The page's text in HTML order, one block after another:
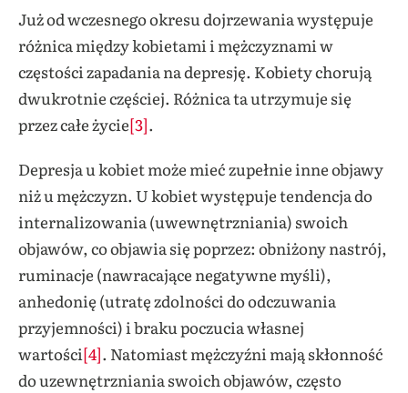
Już od wczesnego okresu dojrzewania występuje
różnica między kobietami i mężczyznami w
częstości zapadania na depresję. Kobiety chorują
dwukrotnie częściej. Różnica ta utrzymuje się
przez całe życie[3].
Depresja u kobiet może mieć zupełnie inne objawy
niż u mężczyzn. U kobiet występuje tendencja do
internalizowania (uwewnętrzniania) swoich
objawów, co objawia się poprzez: obniżony nastrój,
ruminacje (nawracające negatywne myśli),
anhedonię (utratę zdolności do odczuwania
przyjemności) i braku poczucia własnej
wartości[4]. Natomiast mężczyźni mają skłonność
do uzewnętrzniania swoich objawów, często